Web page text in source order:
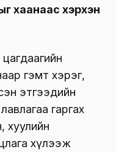
хаанаас хэрхэн
гэмт хэрэг,
этгээдийн
гаргах
хуулийн
хүлээж